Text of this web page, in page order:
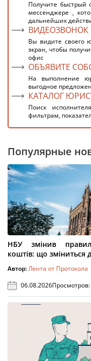
Получите быстрый
мессенджере ,
дальнейших
Вы видите своего
экран, чтобы
офис
ОБЪЯВИТЕ
На выполнение
выгодное
КАТАЛОГ
Поиск
фильтрам,
Популярные
НБУ змінив
коштів: що зміниться
Автор:Лента от Протокола
06.08.2026Просмотров: